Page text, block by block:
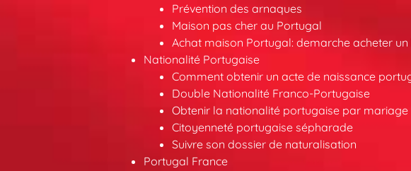
Prévention des arnaques
Maison pas cher au Portugal
Achat maison Portugal: demarche acheter
Nationalité Portugaise
Comment obtenir un acte de naissance
Double Nationalité Franco-Portugaise
Obtenir la nationalité portugaise par mariage
Citoyenneté portugaise sépharade
Suivre son dossier de naturalisation
Portugal France